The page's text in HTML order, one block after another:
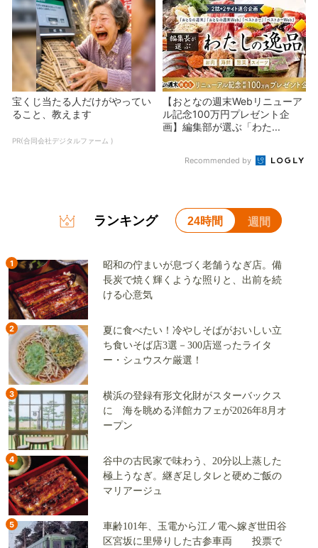
宝くじ当たる人だけがやってい
ること、教えます
PR(合同会社デジタルファーム )
【おとなの週末Webリニューア
ル記念100万円プレゼント企
画】編集部が選ぶ「わた...
Recommended by
ランキング 24時間 週間
1
昭和の佇まいが息づく老舗うなぎ店。備
長炭で焼く輝くような照りと、出前を続
ける心意気
2
夏に食べたい！冷やしそばがおいしい立
ち食いそば店3選－300店巡ったライタ
ー・シュウスケ厳選！
3
横浜の登録有形文化財がスターバックス
に 海を眺める洋館カフェが2026年8月オ
ープン
4
谷中の古民家で味わう、20分以上蒸した
極上うなぎ。継ぎ足しタレと硬めご飯の
マリアージュ
5
車齢101年、玉電から江ノ電へ嫁ぎ世田谷
区宮坂に里帰りした古参車両 投票で